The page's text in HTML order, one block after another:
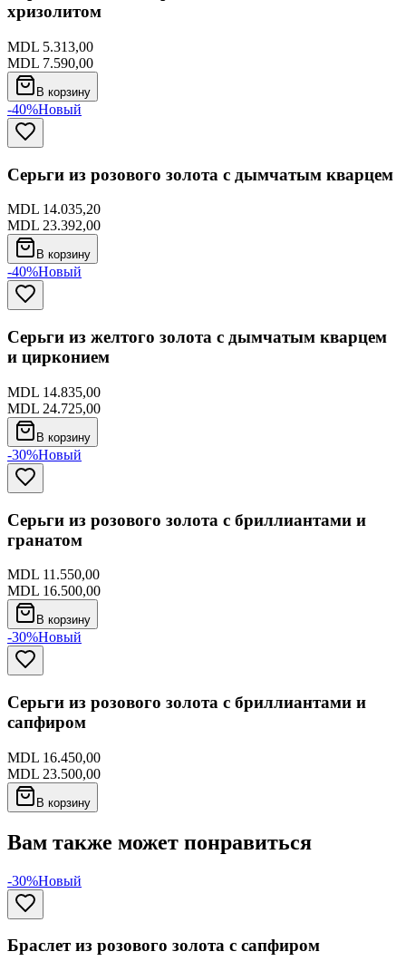
хризолитом
MDL 5.313,00
MDL 7.590,00
В корзину
-40%Новый
Серьги из розового золота с дымчатым кварцем
MDL 14.035,20
MDL 23.392,00
В корзину
-40%Новый
Серьги из желтого золота с дымчатым кварцем
и цирконием
MDL 14.835,00
MDL 24.725,00
В корзину
-30%Новый
Серьги из розового золота с бриллиантами и
гранатом
MDL 11.550,00
MDL 16.500,00
В корзину
-30%Новый
Серьги из розового золота с бриллиантами и
сапфиром
MDL 16.450,00
MDL 23.500,00
В корзину
Вам также может понравиться
-30%Новый
Браслет из розового золота с сапфиром